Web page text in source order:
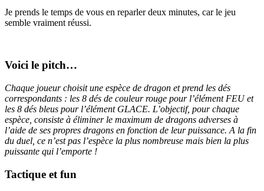
Je prends le temps de vous en reparler deux minutes, car le jeu
semble vraiment réussi.
Voici le pitch…
Chaque joueur choisit une espèce de dragon et prend les dés
correspondants : les 8 dés de couleur rouge pour l’élément FEU et
les 8 dés bleus pour l’élément GLACE. L’objectif, pour chaque
espèce, consiste à éliminer le maximum de dragons adverses à
l’aide de ses propres dragons en fonction de leur puissance. A la fin
du duel, ce n’est pas l’espèce la plus nombreuse mais bien la plus
puissante qui l’emporte !
Tactique et fun